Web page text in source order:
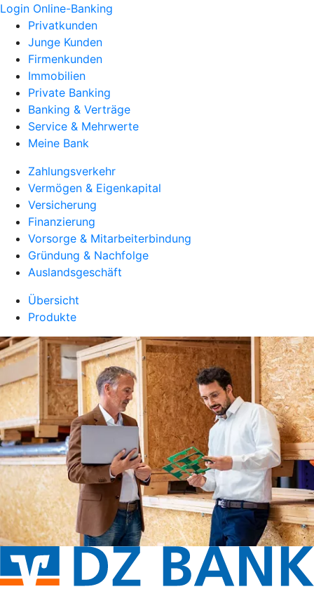
Login Online-Banking
Privatkunden
Junge Kunden
Firmenkunden
Immobilien
Private Banking
Banking & Verträge
Service & Mehrwerte
Meine Bank
Zahlungsverkehr
Vermögen & Eigenkapital
Versicherung
Finanzierung
Vorsorge & Mitarbeiterbindung
Gründung & Nachfolge
Auslandsgeschäft
Übersicht
Produkte